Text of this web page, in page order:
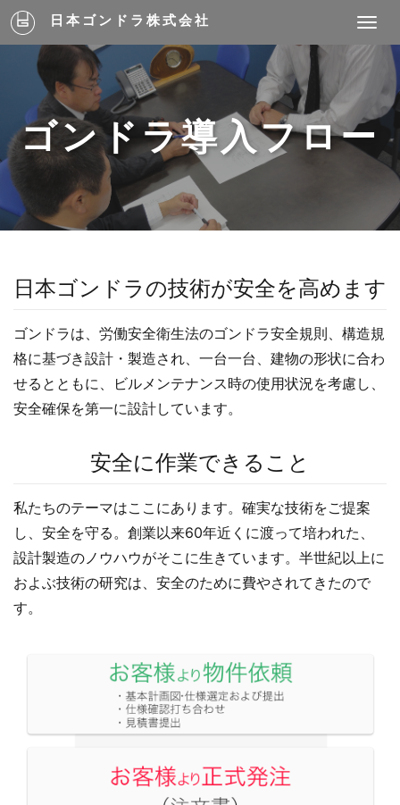
Toggle
日本ゴンドラ株式会社
ゴンドラ導入フロー
日本ゴンドラの技術が安全を高めます
ゴンドラは、労働安全衛生法のゴンドラ安全規則、構造規
格に基づき設計・製造され、一台一台、建物の形状に合わ
せるとともに、ビルメンテナンス時の使用状況を考慮し、
安全確保を第一に設計しています。
安全に作業できること
私たちのテーマはここにあります。確実な技術をご提案
し、安全を守る。創業以来60年近くに渡って培われた、
設計製造のノウハウがそこに生きています。半世紀以上に
およぶ技術の研究は、安全のために費やされてきたので
す。